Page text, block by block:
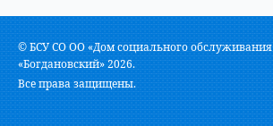
© БСУ СО ОО «Дом социального обслуживания
«Богдановский» 2026.
Все права защищены.